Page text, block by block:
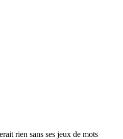
rien sans ses jeux de mots